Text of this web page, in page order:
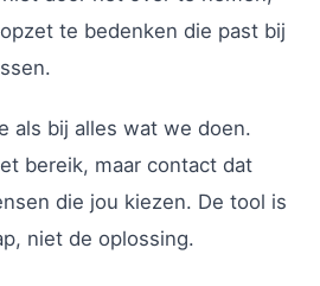
te bedenken die past bij
als bij alles wat we doen.
bereik, maar contact dat
die jou kiezen. De tool is
niet de oplossing.